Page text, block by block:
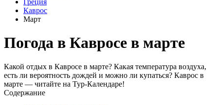
Греция
Каврос
Март
Погода в Кавросе в марте
Какой отдых в Кавросе в марте? Какая температура воздуха,
есть ли вероятность дождей и можно ли купаться? Каврос в
марте — читайте на Тур-Календаре!
Содержание